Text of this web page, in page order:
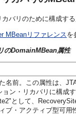
バリのために構成す
MBeanリファレンスを
のDomainMBean属性
名前。この属性は、
ン・リカバリに構成
として、
ブ・アクティブ型可用